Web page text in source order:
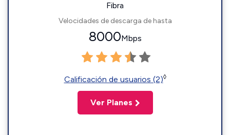
Fibra
Velocidades de descarga de hasta
8000Mbps
Calificación de usuarios (2)◊
Ver Planes